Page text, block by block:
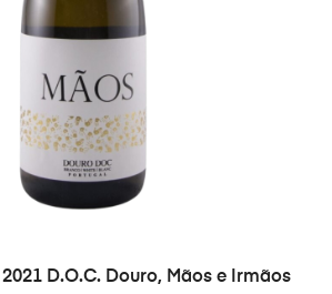
D.O.C. Douro, Mãos e Irmãos